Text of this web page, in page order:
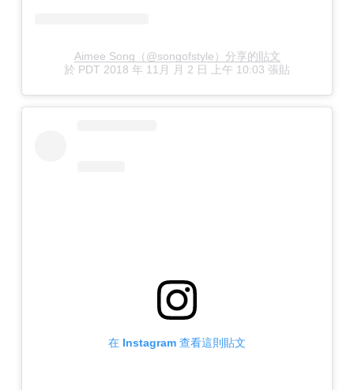
Aimee Song（@songofstyle）分享的貼文
於 PDT 2018 年 11月 月 2 日 上午 10:03 張貼
在 Instagram 查看這則貼文